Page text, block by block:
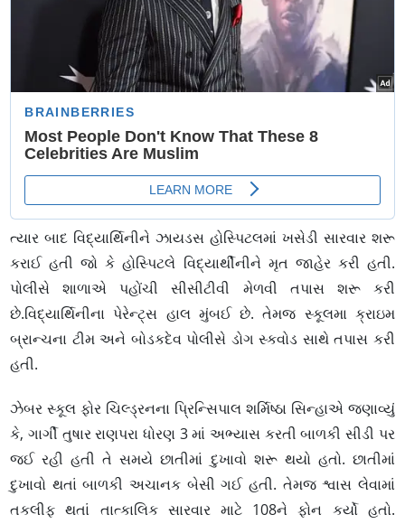
ત્યાર બાદ વિદ્યાર્થિનીને ઝાયડસ હોસ્પિટલમાં ખસેડી સારવાર શરૂ
કરાઈ હતી જો કે હોસ્પિટલે વિદ્યાર્થીનીને મૃત જાહેર કરી હતી.
પોલીસે શાળાએ પહોંચી સીસીટીવી મેળવી તપાસ શરૂ કરી
છે.વિદ્યાર્થિનીના પેરેન્ટ્સ હાલ મુંબઈ છે. તેમજ સ્કૂલમા ક્રાઇમ
બ્રાન્ચના ટીમ અને બોડકદેવ પોલીસે ડોગ સ્કવોડ સાથે તપાસ કરી
હતી.
ઝેબર સ્કૂલ ફોર ચિલ્ડ્રનના પ્રિન્સિપાલ શર્મિષ્ઠા સિન્હાએ જણાવ્યું
કે, ગાર્ગી તુષાર રાણપરા ધોરણ 3 માં અભ્યાસ કરતી બાળકી સીડી પર
જઈ રહી હતી તે સમયે છાતીમાં દુખાવો શરૂ થયો હતો. છાતીમાં
દુખાવો થતાં બાળકી અચાનક બેસી ગઈ હતી. તેમજ શ્વાસ લેવામાં
તકલીફ થતાં તાત્કાલિક સારવાર માટે 108ને ફોન કર્યો હતો.